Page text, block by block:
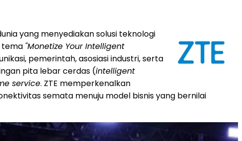
yang menyediakan solusi teknologi
tema "Monetize Your Intelligent
pemerintah, asosiasi industri, serta
pita lebar cerdas (intelligent
service. ZTE memperkenalkan
semata menuju model bisnis yang bernilai